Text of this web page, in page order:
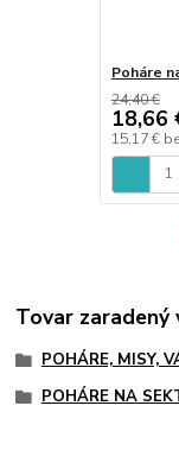
Poháre
24,40 €
18,66
15,17 €
Tovar zaradený
POHÁRE, MISY,
POHÁRE NA